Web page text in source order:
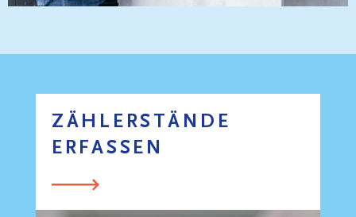
ZÄHLERSTÄNDE
ERFASSEN